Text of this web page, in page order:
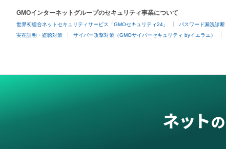
GMOインターネットグループのセキュリティ事業について
世界初総合ネットセキュリティサービス「GMOセキュリティ24」 パスワード漏洩診断
実在証明・盗聴対策 サイバー攻撃対策（GMOサイバーセキュリティ byイエラエ）